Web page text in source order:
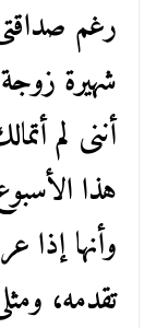
رغم صداقتى
شهيرة زوجة
أننى لم
هذا
وأنها
تقدمه،